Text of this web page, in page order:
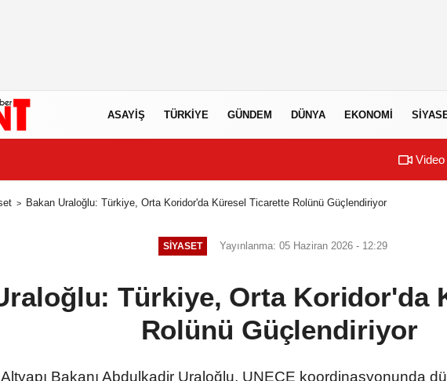
ASAYIŞ TÜRKIYE GÜNDEM DÜNYA EKONOMI
Video
Bakan Uraloğlu: Türkiye, Orta Koridor'da Küresel Ticarette Rolünü Güçlendiriyor
SIYASET Yayınlanma: 05 Haziran 2026 - 12:29
Türkiye, Orta Koridor'da
Rolünü Güçlendiriyor
Bakanı Abdulkadir Uraloğlu, UNECE koordinasyonunda